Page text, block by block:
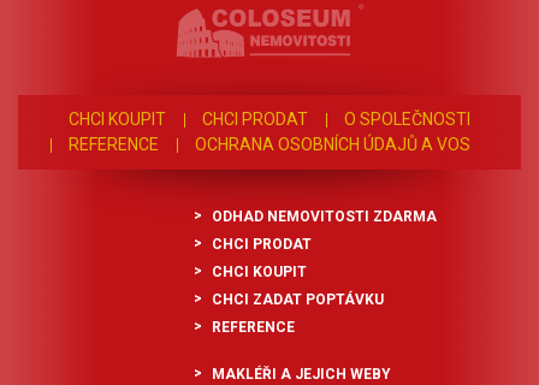
CHCI KOUPIT CHCI PRODAT
O SPOLEČNOSTI
REFERENCE
OCHRANA OSOBNÍCH ÚDAJŮ A VOS
ODHAD NEMOVITOSTI ZDARMA
CHCI PRODAT
CHCI KOUPIT
CHCI ZADAT POPTÁVKU
REFERENCE
MAKLÉŘI A JEJICH WEBY